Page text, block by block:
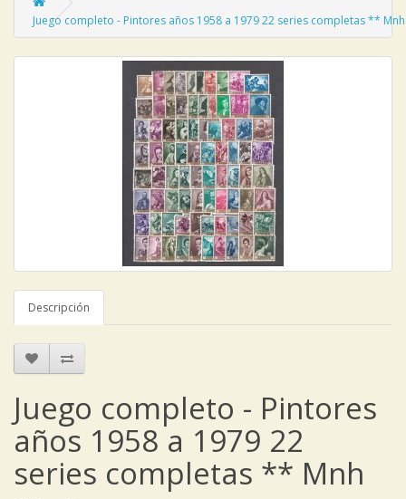
Juego completo - Pintores años 1958 a 1979 22 series completas ** Mnh
Descripción
Juego completo - Pintores
años 1958 a 1979 22
series completas ** Mnh